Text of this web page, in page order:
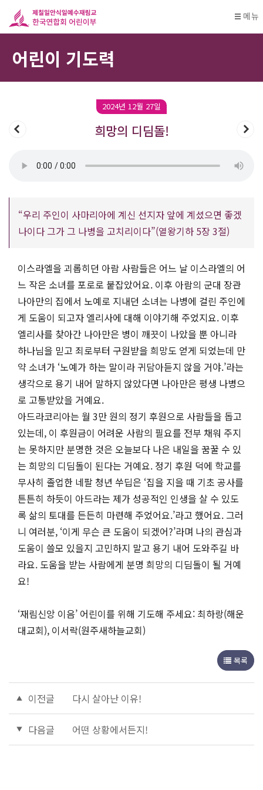
메뉴
어린이 기도력
2024년 12월 27일
희망의 디딤돌!
“우리 주인이 사마리아에 계신 선지자 앞에 계셨으면 좋겠
나이다 그가 그 나병을 고치리이다”(열왕기하 5장 3절)
이스라엘을 괴롭히던 아람 사람들은 어느 날 이스라엘의 어
느 작은 소녀를 포로로 붙잡았어요. 이후 아람의 군대 장관
나아만의 집에서 노예로 지내던 소녀는 나병에 걸린 주인에
게 도움이 되고자 엘리사에 대해 이야기해 주었지요. 이후
엘리사를 찾아간 나아만은 병이 깨끗이 나았을 뿐 아니라
하나님을 믿고 죄로부터 구원받을 희망도 얻게 되었는데 만
약 소녀가 ‘노예가 하는 말이라 귀담아듣지 않을 거야.’라는
생각으로 용기 내어 말하지 않았다면 나아만은 평생 나병으
로 고통받았을 거예요.
아드라코리아는 월 3만 원의 정기 후원으로 사람들을 돕고
있는데, 이 후원금이 어려운 사람의 필요를 전부 채워 주지
는 못하지만 분명한 것은 오늘보다 나은 내일을 꿈꿀 수 있
는 희망의 디딤돌이 된다는 거예요. 정기 후원 덕에 학교를
무사히 졸업한 네팔 청년 쑤딥은 ‘집을 지을 때 기초 공사를
튼튼히 하듯이 아드라는 제가 성공적인 인생을 살 수 있도
록 삶의 토대를 든든히 마련해 주었어요.’라고 했어요. 그러
니 여러분, ‘이게 무슨 큰 도움이 되겠어?’라며 나의 관심과
도움이 쓸모 있을지 고민하지 말고 용기 내어 도와주길 바
라요. 도움을 받는 사람에게 분명 희망의 디딤돌이 될 거예
요!
‘재림신앙 이음’ 어린이를 위해 기도해 주세요: 최하랑(해운
대교회), 이서락(원주새하늘교회)
목록
이전글 다시 살아난 이유!
다음글 어떤 상황에서든지!